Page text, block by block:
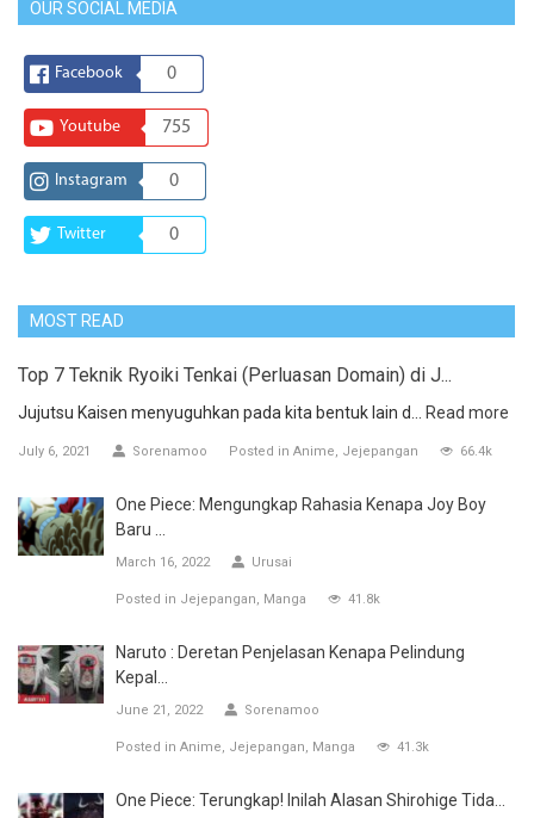
OUR SOCIAL MEDIA
Facebook 0
Youtube 755
Instagram 0
Twitter 0
MOST READ
Top 7 Teknik Ryoiki Tenkai (Perluasan Domain) di J...
Jujutsu Kaisen menyuguhkan pada kita bentuk lain d... Read more
July 6, 2021 Sorenamoo Posted in Anime Jejepangan 66.4k
One Piece: Mengungkap Rahasia Kenapa Joy Boy
Baru ...
March 16, 2022 Urusai
Posted in Jejepangan Manga 41.8k
Naruto : Deretan Penjelasan Kenapa Pelindung
Kepal...
June 21, 2022 Sorenamoo
Posted in Anime Jejepangan Manga 41.3k
One Piece: Terungkap! Inilah Alasan Shirohige Tida...